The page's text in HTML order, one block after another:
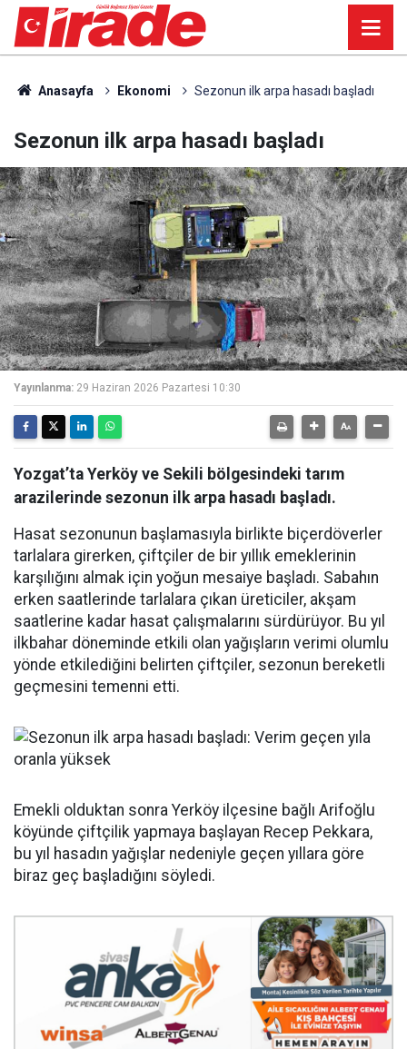
Anasayfa Ekonomi Sezonun ilk arpa hasadı başladı
Sezonun ilk arpa hasadı başladı
Yayınlanma: 29 Haziran 2026 Pazartesi 10:30
Yozgat’ta Yerköy ve Sekili bölgesindeki tarım
arazilerinde sezonun ilk arpa hasadı başladı.
Hasat sezonunun başlamasıyla birlikte biçerdöverler
tarlalara girerken, çiftçiler de bir yıllık emeklerinin
karşılığını almak için yoğun mesaiye başladı. Sabahın
erken saatlerinde tarlalara çıkan üreticiler, akşam
saatlerine kadar hasat çalışmalarını sürdürüyor. Bu yıl
ilkbahar döneminde etkili olan yağışların verimi olumlu
yönde etkilediğini belirten çiftçiler, sezonun bereketli
geçmesini temenni etti.
Emekli olduktan sonra Yerköy ilçesine bağlı Arifoğlu
köyünde çiftçilik yapmaya başlayan Recep Pekkara,
bu yıl hasadın yağışlar nedeniyle geçen yıllara göre
biraz geç başladığını söyledi.